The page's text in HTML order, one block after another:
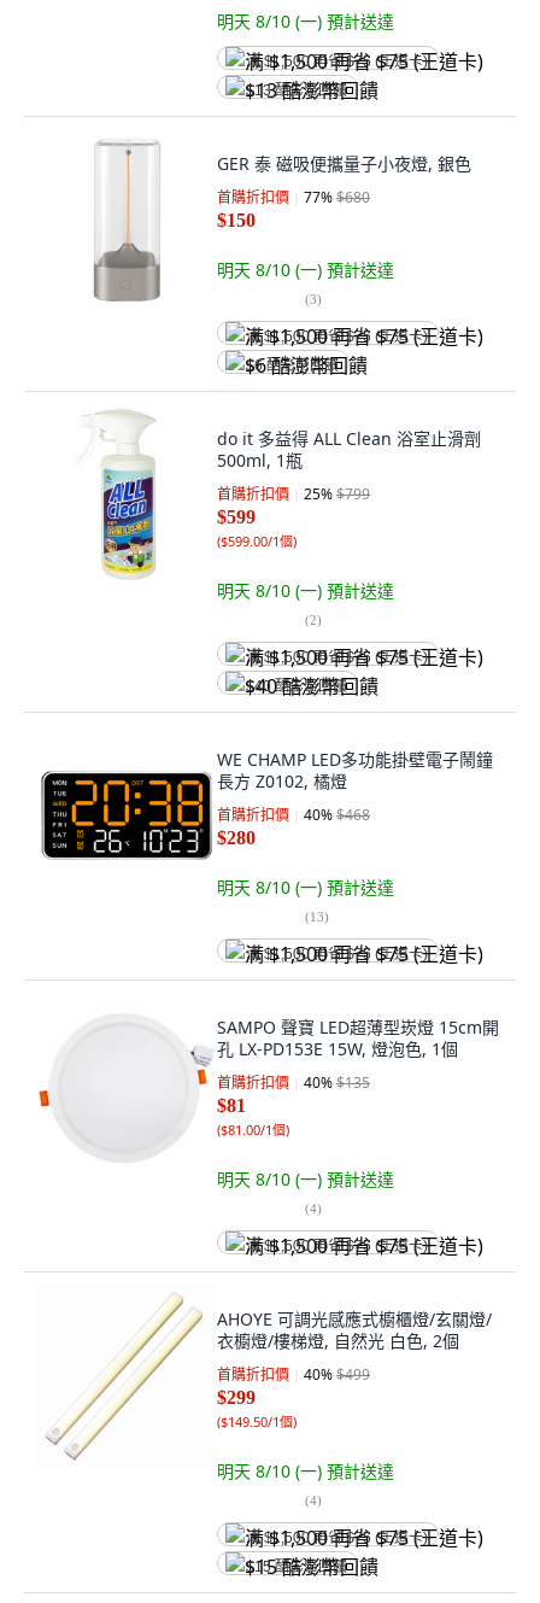
明天 8/10 (一) 預計送達
满 $1,500 再省 $75 (王道卡)
$13 酷澎幣回饋
GER 泰 磁吸便攜量子小夜燈, 銀色
首購折扣價 77%$680
$150
明天 8/10 (一) 預計送達
(3)
满 $1,500 再省 $75 (王道卡)
$6 酷澎幣回饋
do it 多益得 ALL Clean 浴室止滑劑
500ml, 1瓶
首購折扣價 25%$799
$599
($599.00/1個)
明天 8/10 (一) 預計送達
(2)
满 $1,500 再省 $75 (王道卡)
$40 酷澎幣回饋
WE CHAMP LED多功能掛壁電子鬧鐘
長方 Z0102, 橘燈
首購折扣價 40%$468
$280
明天 8/10 (一) 預計送達
(13)
满 $1,500 再省 $75 (王道卡)
SAMPO 聲寶 LED超薄型崁燈 15cm開
孔 LX-PD153E 15W, 燈泡色, 1個
首購折扣價 40%$135
$81
($81.00/1個)
明天 8/10 (一) 預計送達
(4)
满 $1,500 再省 $75 (王道卡)
AHOYE 可調光感應式櫥櫃燈/玄關燈/
衣櫥燈/樓梯燈, 自然光 白色, 2個
首購折扣價 40%$499
$299
($149.50/1個)
明天 8/10 (一) 預計送達
(4)
满 $1,500 再省 $75 (王道卡)
$15 酷澎幣回饋